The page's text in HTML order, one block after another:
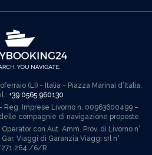
(LI) - Italia - Piazza Marinai d’Italia,
+39 0565 960130
Reg. Imprese Livorno n. 00963600499 –
compagnie di navigazione proposte.
con Aut. Amm. Prov. di Livorno n°
Viaggi di Garanzia Viaggi srl n°
6/R.